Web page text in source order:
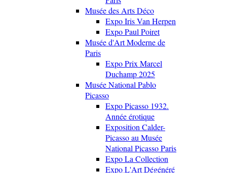
Musée des Arts Déco
Expo Iris Van Herpen
Expo Paul Poiret
Musée d'Art Moderne de
Paris
Expo Prix Marcel
Duchamp 2025
Musée National Pablo
Picasso
Expo Picasso 1932.
Année érotique
Exposition Calder-
Picasso au Musée
National Picasso Paris
Expo La Collection
Expo L'Art Dégénéré